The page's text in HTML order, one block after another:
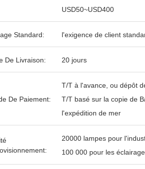
USD50~USD400
Standard: l'exigence de client
De Livraison: 20 jours
De Paiement:
T/T à l'avance, ou dépôt
T/T basé sur la copie de
l'expédition de mer
20000 lampes pour
100 000 pour les